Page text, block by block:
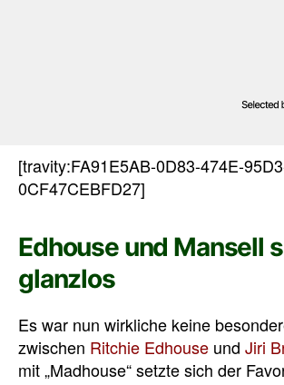
[travity:FA91E5AB-0D83-474E-
0CF47CEBFD27]
Edhouse und Mansell
glanzlos
Es war nun wirkliche keine
zwischen Ritchie Edhouse und Jiri
mit „Madhouse“ setzte sich der